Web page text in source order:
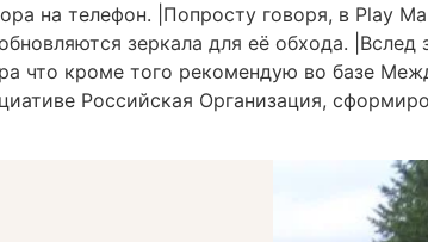
на телефон. |Попросту говоря, в Play
зеркала для её обхода.
что кроме того рекомендую во базе
Российская Организация,